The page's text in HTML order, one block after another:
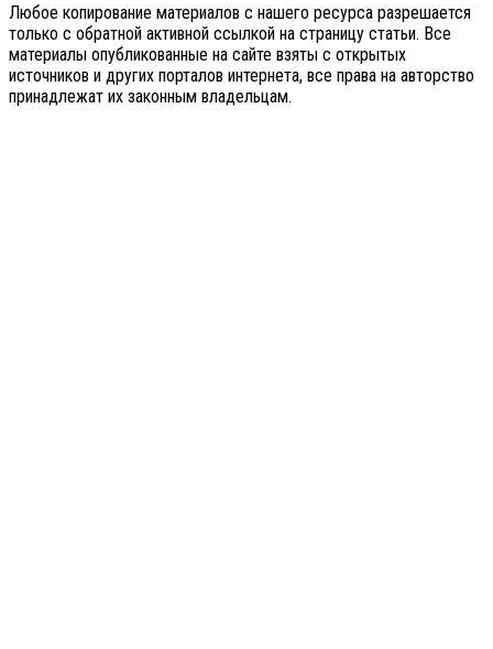
Любое копирование материалов с нашего ресурса разрешается
только с обратной активной ссылкой на страницу статьи. Все
материалы опубликованные на сайте взяты с открытых
источников и других порталов интернета, все права на авторство
принадлежат их законным владельцам.